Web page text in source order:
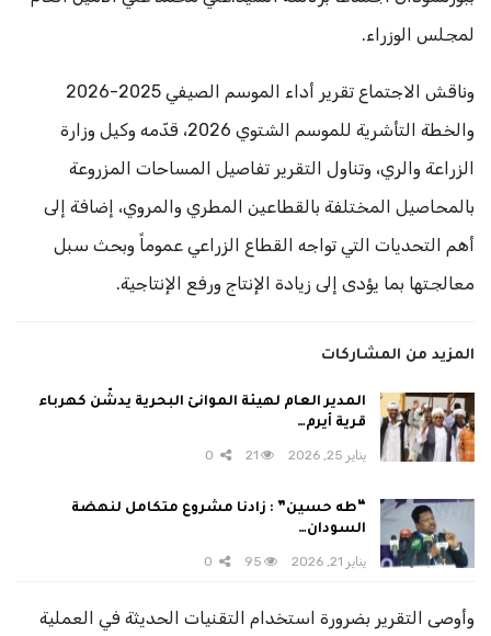
لمجلس الوزراء.
وناقش الاجتماع تقرير أداء الموسم الصيفي 2025-2026
والخطة التأشرية للموسم الشتوي 2026، قدّمه وكيل وزارة
الزراعة والري، وتناول التقرير تفاصيل المساحات المزروعة
بالمحاصيل المختلفة بالقطاعين المطري والمروي، إضافة إلى
أهم التحديات التي تواجه القطاع الزراعي عموماً وبحث سبل
معالجتها بما يؤدى إلى زيادة الإنتاج ورفع الإنتاجية.
المزيد من المشاركات
المدير العام لهيئة الموانئ البحرية يدشّن كهرباء
قرية أيرم…
يناير 25, 2026 21
“طه حسين” : زادنا مشروع متكامل لنهضة
السودان…
يناير 21, 2026 95
وأوصى التقرير بضرورة استخدام التقنيات الحديثة في العملية